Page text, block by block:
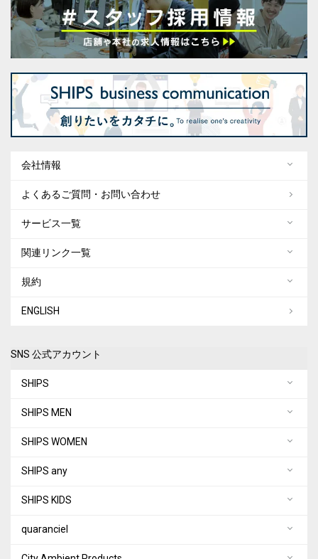
会社情報
よくあるご質問・お問い合わせ
サービス一覧
関連リンク一覧
規約
ENGLISH
SNS 公式アカウント
SHIPS
SHIPS MEN
SHIPS WOMEN
SHIPS any
SHIPS KIDS
quaranciel